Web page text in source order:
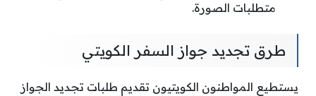
متطلبات الصورة.
طرق تجديد جواز السفر الكويتي
يستطيع المواطنون الكويتيون تقديم طلبات تجديد الجواز